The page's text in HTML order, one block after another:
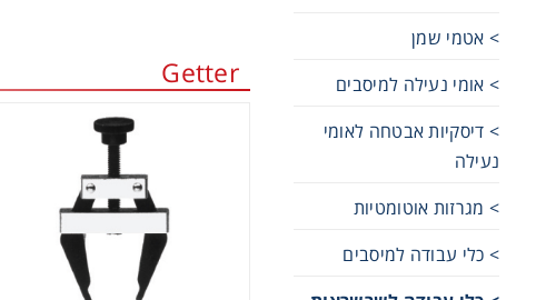
> אטמי שמן
> אומי נעילה למיסבים
> דיסקיות אבטחה לאומי
נעילה
> מגרזות אוטומטיות
> כלי עבודה למיסבים
Getter
מנועי חשמל
מיסבים ובתי
שרשראות,